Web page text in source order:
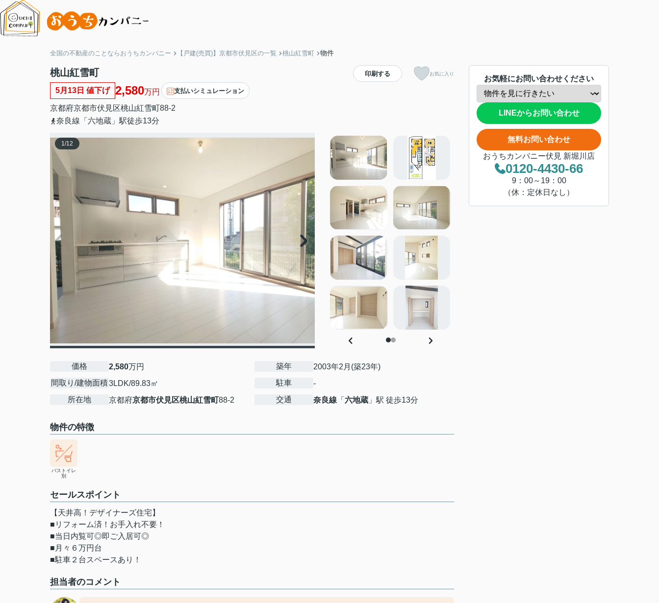
全国の不動産のことならおうちカンパニー 【戸建(売買)】京都市伏見区の一覧 桃山紅雪町 物件
桃山紅雪町
5月13日 値下げ 2,580万円 支払いシミュレーション
京都府京都市伏見区桃山紅雪町88-2
奈良線「六地蔵」駅徒歩13分
印刷する お気に入り
1/12
価格 2,580万円
間取り/建物面積3LDK/89.83㎡
所在地
京都府京都市伏見区桃山紅雪町88-2
築年
2003年2月(築23年)
駐車
-
交通
奈良線 「 六地蔵 」駅 徒歩13分
物件の特徴
バストイレ
別
セールスポイント
【天井高！デザイナーズ住宅】
■リフォーム済！お手入れ不要！
■当日内覧可◎即ご入居可◎
■月々６万円台
■駐車２台スペースあり！
担当者のコメント
お気軽にお問い合わせください
LINEからお問い合わせ
無料お問い合わせ
おうちカンパニー伏見 新堀川店
0120-4430-66
9：00～19：00
（休：定休日なし）